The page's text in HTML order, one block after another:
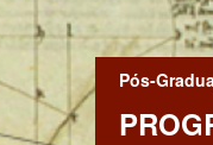
Pós-